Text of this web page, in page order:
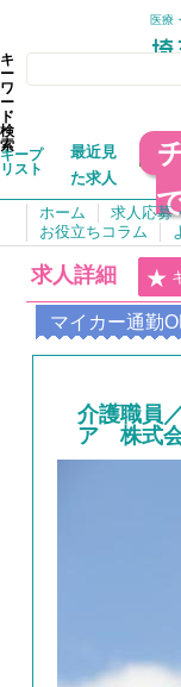
医療
キ
ー
ワ
ー
ド
検
索
キープ
リスト
最近見
た求人
ホーム 求人応募
お役立ちコラム
求人詳細
マイカー通勤
介護職員
ア 株式会